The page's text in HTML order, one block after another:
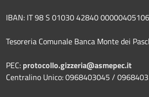
IBAN: IT 98 S 01030 42840
Tesoreria Comunale Banca Monte dei
PEC: protocollo.gizzeria@asmepec.it
Centralino Unico: 0968403045 /